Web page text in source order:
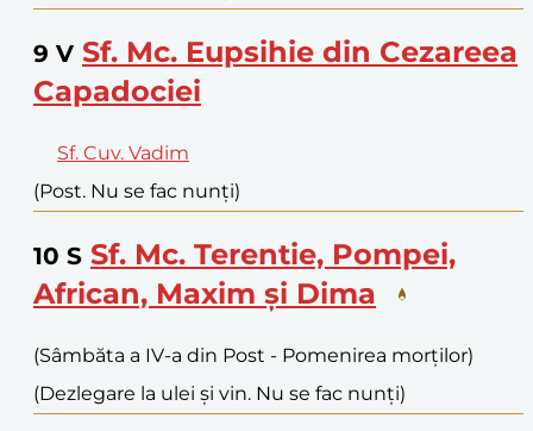
9 V Sf. Mc. Eupsihie din Cezareea
Capadociei
Sf. Cuv. Vadim
(Post. Nu se fac nunți)
10 S Sf. Mc. Terentie, Pompei,
African, Maxim și Dima
(Sâmbăta a IV-a din Post - Pomenirea morților)
(Dezlegare la ulei și vin. Nu se fac nunți)